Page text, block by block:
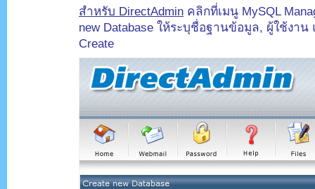
สำหรับ DirectAdmin คลิกที่เมนู MySQL
new Database ให้ระบุชื่อฐานข้อมูล, ผู้ใช้งา
Create